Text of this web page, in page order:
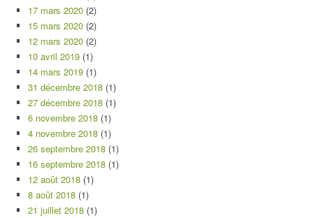
17 mars 2020 (2)
15 mars 2020 (2)
12 mars 2020 (2)
10 avril 2019 (1)
14 mars 2019 (1)
31 décembre 2018 (1)
27 décembre 2018 (1)
6 novembre 2018 (1)
4 novembre 2018 (1)
26 septembre 2018 (1)
16 septembre 2018 (1)
12 août 2018 (1)
8 août 2018 (1)
21 juillet 2018 (1)